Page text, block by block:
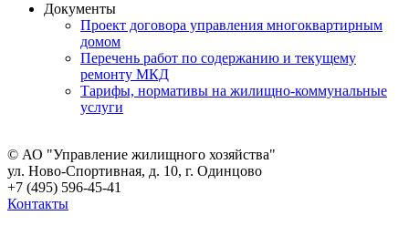
Документы
Проект договора управления многоквартирным
домом
Перечень работ по содержанию и текущему
ремонту МКД
Тарифы, нормативы на жилищно-коммунальные
услуги
© АО "Управление жилищного хозяйства"
ул. Ново-Спортивная, д. 10, г. Одинцово
+7 (495) 596-45-41
Контакты